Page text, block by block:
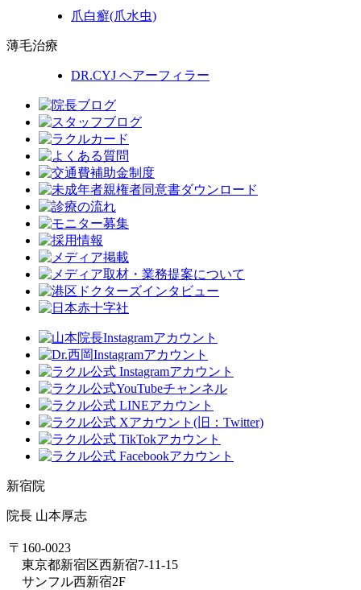
爪白癬(爪水虫)
薄毛治療
DR.CYJ ヘアーフィラー
新宿院
院長 山本厚志
〒160-0023
東京都新宿区西新宿7-11-15
サンフル西新宿2F